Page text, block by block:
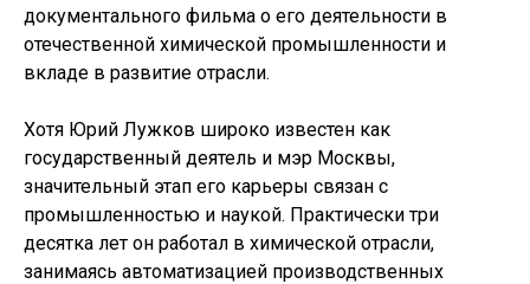
документального фильма о его деятельности в
отечественной химической промышленности и
вкладе в развитие отрасли.
Хотя Юрий Лужков широко известен как
государственный деятель и мэр Москвы,
значительный этап его карьеры связан с
промышленностью и наукой. Практически три
десятка лет он работал в химической отрасли,
занимаясь автоматизацией производственных